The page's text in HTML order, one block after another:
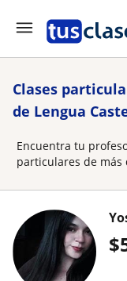
Clases
de Lengua
Encuentra tu
particulares de más
$